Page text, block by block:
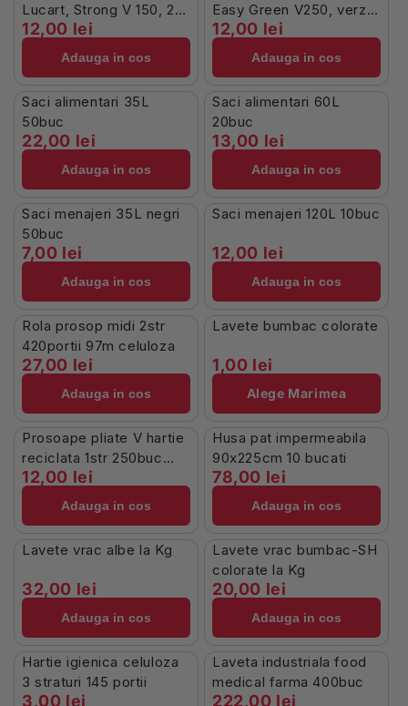
Lucart, Strong V 150, 2
str., celuloza alba, 150
buc/pachet 863060
12,00 lei
Adauga in cos
Easy Green V250, verzi,
1 strat, hartie reciclata,
250 portii/pachet, 20
pachete/bax – 863063
12,00 lei
Adauga in cos
Saci alimentari 35L
50buc
22,00 lei
Adauga in cos
Saci alimentari 60L
20buc
13,00 lei
Adauga in cos
Saci menajeri 35L negri
50buc
7,00 lei
Adauga in cos
Saci menajeri 120L 10buc
12,00 lei
Adauga in cos
Rola prosop midi 2str
420portii 97m celuloza
27,00 lei
Adauga in cos
Lavete bumbac colorate
1,00 lei
Alege Marimea
Prosoape pliate V hartie
reciclata 1str 250buc
natur
12,00 lei
Adauga in cos
Husa pat impermeabila
90x225cm 10 bucati
78,00 lei
Adauga in cos
Lavete vrac albe la Kg
32,00 lei
Adauga in cos
Lavete vrac bumbac-SH
colorate la Kg
20,00 lei
Adauga in cos
Hartie igienica celuloza
3 straturi 145 portii
3,00 lei
Laveta industriala food
medical farma 400buc
222,00 lei